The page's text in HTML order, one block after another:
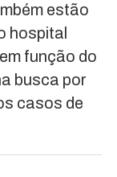
estão
hospital
função do
busca por
casos de